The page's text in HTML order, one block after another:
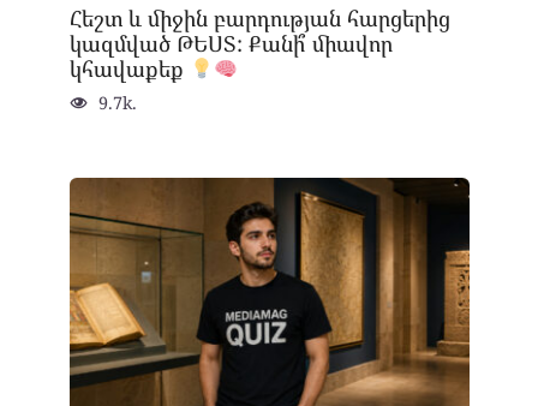
Հեշտ և միջին բարդության հարցերից
կազմված ԹԵՍՏ: Քանի՞ միավոր
կհավաքեք
9.7k.